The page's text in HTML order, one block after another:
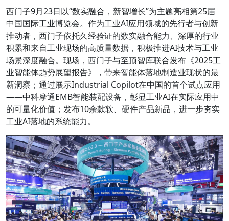
西门子9月23日以“数实融合，新智增长”为主题亮相第25届
中国国际工业博览会。作为工业AI应用领域的先行者与创新
推动者，西门子依托久经验证的数实融合能力、深厚的行业
积累和来自工业现场的高质量数据，积极推进AI技术与工业
场景深度融合。现场，西门子与至顶智库联合发布《2025工
业智能体趋势展望报告》，带来智能体落地制造业现状的最
新洞察；通过展示Industrial Copilot在中国的首个试点应用
——中科摩通EMB智能装配设备，彰显工业AI在实际应用中
的可量化价值；发布10余款软、硬件产品新品，进一步夯实
工业AI落地的系统能力。